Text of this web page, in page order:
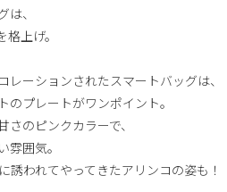
、
上げ。
ーションされたスマートバッグは、
プレートがワンポイント。
のピンクカラーで、
囲気。
われてやってきたアリンコの姿も！